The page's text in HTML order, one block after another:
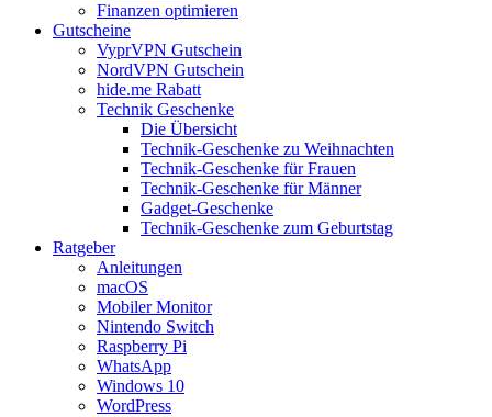
Finanzen optimieren
Gutscheine
VyprVPN Gutschein
NordVPN Gutschein
hide.me Rabatt
Technik Geschenke
Die Übersicht
Technik-Geschenke zu Weihnachten
Technik-Geschenke für Frauen
Technik-Geschenke für Männer
Gadget-Geschenke
Technik-Geschenke zum Geburtstag
Ratgeber
Anleitungen
macOS
Mobiler Monitor
Nintendo Switch
Raspberry Pi
WhatsApp
Windows 10
WordPress